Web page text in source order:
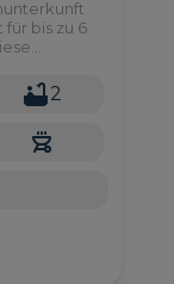
bis zu 6
2